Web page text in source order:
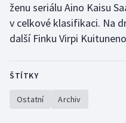
Lezení
Lyže a snowboard
Moderní pětiboj
Motorsport
ženu seriálu Aino Kaisu
v celkové klasifikaci. Na
další Finku Virpi
ŠTÍTKY
Ostatní Archiv